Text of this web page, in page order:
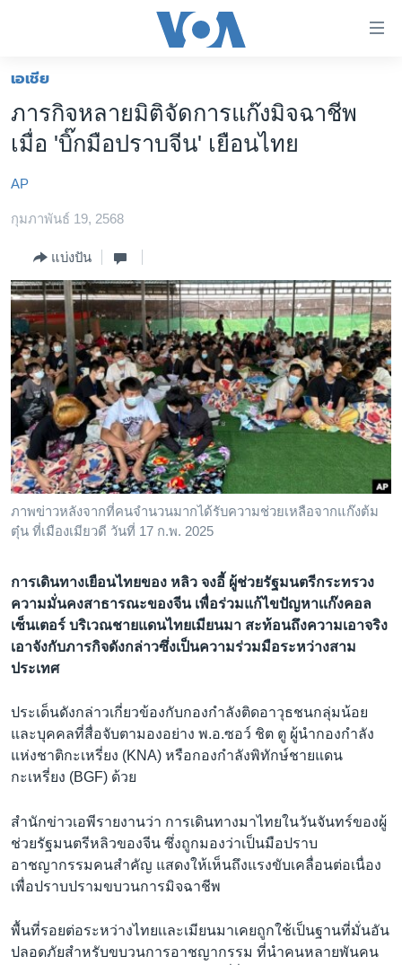
ต่อ
ไป
เนื้อหา
ข้าม
ไป
ข้าม
ไป
การ
ค้นหา
โลก
เอเชีย
สหรัฐฯ
ไทย
ธุรกิจ
วิทยาศาสตร์
สังคมและสุขภาพ
ไลฟ์สไตล์
ตรวจสอบข่าว
เรียนรู้ภาษาอังกฤษ
พอดคาสต์
ติดตามเรา
เลือกภาษา
เอเชีย
ภารกิจหลายมิติจัดการแก๊งมิจฉาชีพ
เมื่อ 'บิ๊กมือปราบจีน' เยือนไทย
AP
กุมภาพันธ์ 19, 2568
แบ่งปัน
ภาพข่าวหลังจากที่คนจำนวนมากได้รับความช่วยเหลือจากแก๊งต้ม
ตุ๋น ที่เมืองเมียวดี วันที่ 17 ก.พ. 2025
การเดินทางเยือนไทยของ หลิว จงอี้ ผู้ช่วยรัฐมนตรีกระทรวง
ความมั่นคงสาธารณะของจีน เพื่อร่วมแก้ไขปัญหาเเก๊งคอล
เซ็นเตอร์ บริเวณชายแดนไทยเมียนมา สะท้อนถึงความเอาจริง
เอาจังกับภารกิจดังกล่าวซึ่งเป็นความร่วมมือระหว่างสาม
ประเทศ
ประเด็นดังกล่าวเกี่ยวข้องกับกองกำลังติดอาวุธชนกลุ่มน้อย
และบุคคลที่สื่อจับตามองอย่าง พ.อ.ซอว์ ชิต ตู ผู้นำกองกำลัง
แห่งชาติกะเหรี่ยง (KNA) หรือกองกำลังพิทักษ์ชายแดน
กะเหรี่ยง (BGF) ด้วย
สำนักข่าวเอพีรายงานว่า การเดินทางมาไทยในวันจันทร์ของผู้
ช่วยรัฐมนตรีหลิวของจีน ซึ่งถูกมองว่าเป็นมือปราบ
อาชญากรรมคนสำคัญ แสดงให้เห็นถึงแรงขับเคลื่อนต่อเนื่อง
เพื่อปราบปรามขบวนการมิจฉาชีพ
พื้นที่รอยต่อระหว่างไทยเเละเมียนมาเคยถูกใช้เป็นฐานที่มั่นอัน
ปลอดภัยสำหรับขบวนการอาชญากรรม ที่นำคนหลายพันคน